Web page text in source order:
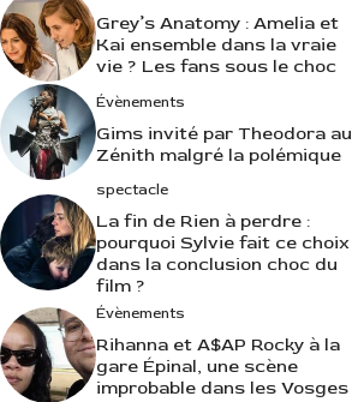
Grey’s Anatomy : Amelia et
Kai ensemble dans la vraie
vie ? Les fans sous le choc
Évènements
Gims invité par Theodora au
Zénith malgré la polémique
spectacle
La fin de Rien à perdre :
pourquoi Sylvie fait ce choix
dans la conclusion choc du
film ?
Évènements
Rihanna et A$AP Rocky à la
gare Épinal, une scène
improbable dans les Vosges